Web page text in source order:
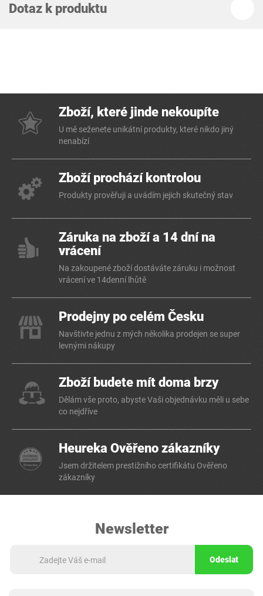
Dotaz k produktu
Zboží, které jinde nekoupíte
U mě seženete unikátní produkty, které nikdo jiný
nenabízí
Zboží prochází kontrolou
Produkty prověřuji a uvádím jejich skutečný stav
Záruka na zboží a 14 dní na
vrácení
Na zakoupené zboží dostáváte záruku i možnost
vrácení ve 14denní lhůtě
Prodejny po celém Česku
Navštivte jednu z mých několika prodejen se super
levnými nákupy
Zboží budete mít doma brzy
Dělám vše proto, abyste Vaši objednávku měli u sebe
co nejdříve
Heureka Ověřeno zákazníky
Jsem držitelem prestižního certifikátu Ověřeno
zákazníky
Newsletter
Odeslat